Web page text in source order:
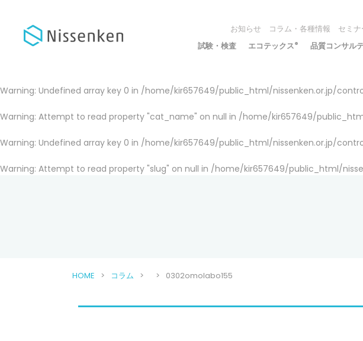
お知らせ コラム・各種情報 セミ
試験・検査 エコテックス® 品質コンサル
Warning: Undefined array key 0 in /home/kir657649/public_html/nissenken.or.jp/
Warning: Attempt to read property "cat_name" on null in /home/kir657649/
Warning: Undefined array key 0 in /home/kir657649/public_html/nissenken.or.jp/
Warning: Attempt to read property "slug" on null in /home/kir657649/public_html/
HOME コラム 0302omolabo155